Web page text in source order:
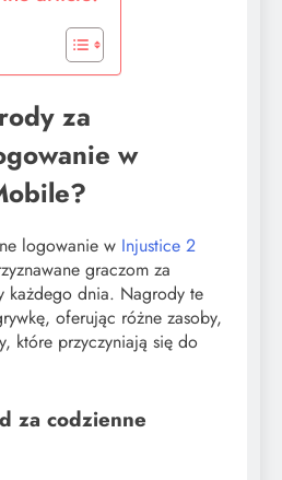
za
w
logowanie w Injustice 2
graczom za
każdego dnia. Nagrody te
oferując różne zasoby,
które przyczyniają się do
za codzienne